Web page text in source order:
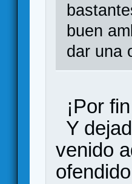
buen
dar una
¡Por
Y
venido